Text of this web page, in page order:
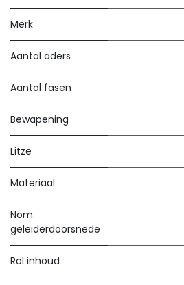
Merk
Aantal aders
Aantal fasen
Bewapening
Litze
Materiaal
Nom.
geleiderdoorsnede
Rol inhoud